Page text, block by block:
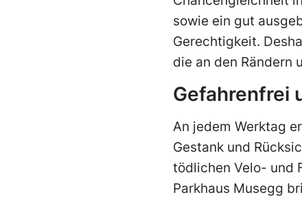
sowie ein gut
Gerechtigkeit.
die an den Rändern
Gefahrenfrei
An jedem Werktag
Gestank und
tödlichen Velo- und
Parkhaus Musegg